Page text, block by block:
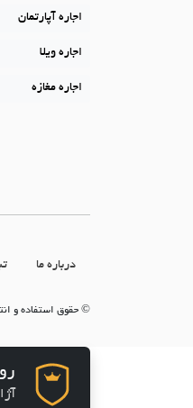
اجاره آپارتمان
اجاره ویلا
اجاره مغازه
درباره ما
© حقوق استفاده و انتشار 1395 - 1405, سامانه جامع املاک و مشاورین املاک